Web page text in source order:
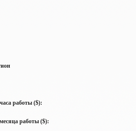
работы ($):
работы ($):